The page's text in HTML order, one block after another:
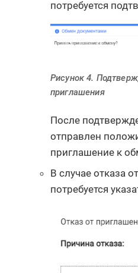
потребуется
Рисунок 4.
приглашения
После
отправлен
приглашение к
В случае отказа
потребуется